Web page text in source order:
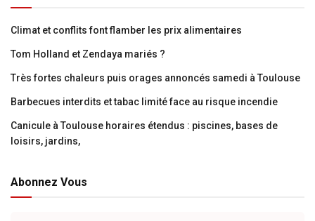
Climat et conflits font flamber les prix alimentaires
Tom Holland et Zendaya mariés ?
Très fortes chaleurs puis orages annoncés samedi à Toulouse
Barbecues interdits et tabac limité face au risque incendie
Canicule à Toulouse horaires étendus : piscines, bases de
loisirs, jardins,
Abonnez Vous